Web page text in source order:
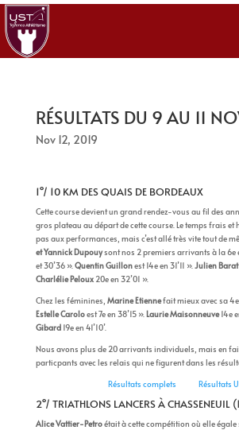
RÉSULTATS DU 9 AU 11
Nov 12, 2019
1°/ 10 KM DES QUAIS DE BORDEAUX
Cette course devient un grand rendez-vous au fil des
gros plateau au départ de cette course. Le temps frais et
pas aux performances, mais c’est allé très vite tout de
et Yannick Dupouysont nos 2 premiers arrivants à la 6e
et 30’36 ».Quentin Guillonest 14e en 31’11 ».Julien Barat
Charlélie Peloux20e en 32’01 ».
Chez les féminines, Marine Etiennefait mieux avec sa 4e
Estelle Caroloest 7e en 38’15 ». Laurie Maisonneuve14e
Gibard19e en 41’10’.
Nous avons plus de 20 arrivants individuels, mais en
particpants avec les relais qui ne figurent dans les
Résultats complets
Résultats
2°/ TRIATHLONS LANCERS À CHASSENEUIL
Alice Vattier-Petroétait à cette compétition où elle